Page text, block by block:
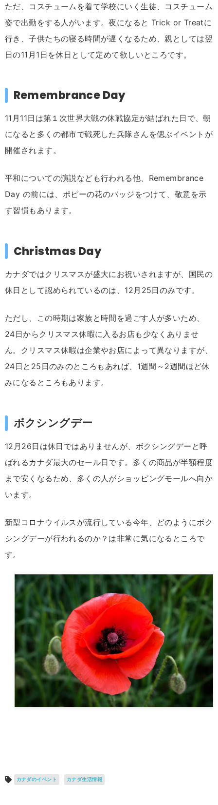
ただ、コスチュームを着て学校にいく生徒、コスチューム
姿で出勤をする人がいます。夜になると Trick or Treatに
行き、子供たちの寝る時間が遅くなるため、親としては翌
日の11月1日を休日として定めて欲しいところです。
Remembrance Day
11月11日は第１次世界大戦の休戦協定が結ばれた日で、朝
になると多くの都市で戦死した兵隊さんを偲ぶイベントが
開催されます。
平和についての演説なども行われる他、Remembrance
Day の前には、ポピーの花のバッジをつけて、敬意を示
す習慣もあります。
Christmas Day
カナダではクリスマスが盛大にお祝いされますが、国民の
休日として認められているのは、12月25日のみです。
ただし、この時期は家族と時間を過ごす人が多いため、
24日からクリスマス休暇に入るお店も少なくありませ
ん。クリスマス休暇は企業やお店によって異なりますが、
24日と25日のみのところもあれば、1週間～2週間ほど休
みになるところもあります。
ボクシングデー
12月26日は休日ではありませんが、ボクシングデーと呼
ばれるカナダ最大のセール日です。多くの商品が半額程度
まで安くなるため、多くの人がショッピングモールへ向か
います。
新型コロナウイルスが流行している今年、どのようにボク
シングデーが行われるのか？は非常に気になるところで
す。
カナダのイベント カナダ生活情報